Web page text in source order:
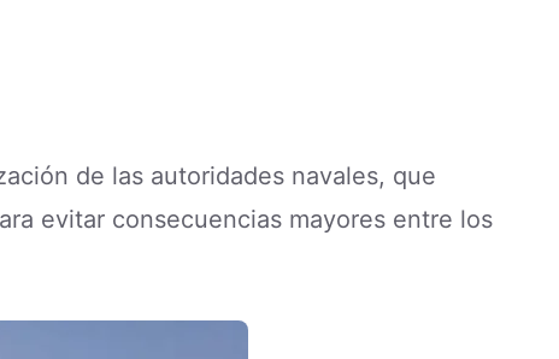
de las autoridades navales, que
evitar consecuencias mayores entre los